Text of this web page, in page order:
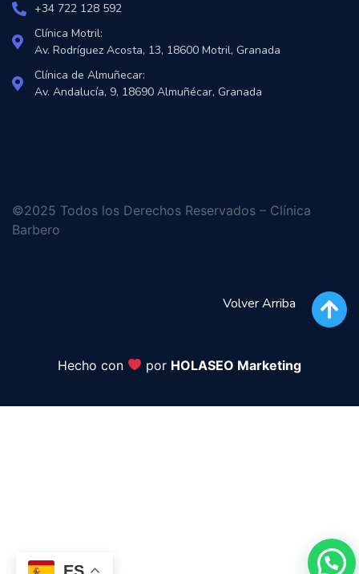
+34 722 128 592
Clínica Motril:
Av. Rodríguez Acosta, 13, 18600 Motril, Granada
Clínica de Almuñecar:
Av. Andalucía, 9, 18690 Almuñécar, Granada
©2025 Todos los Derechos Reservados – Clínica
Barbero
Volver Arriba
Hecho con por HOLASEO Marketing